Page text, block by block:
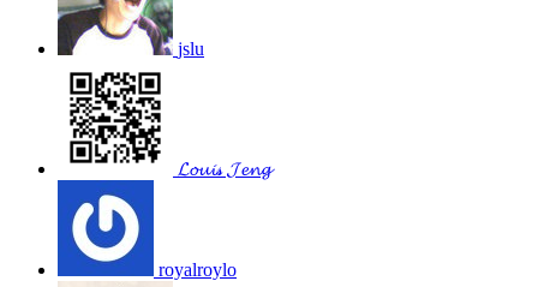
jslu
𝓛𝓸𝓾𝓲𝓈 𝓙𝓮𝓷𝓰
royalroylo